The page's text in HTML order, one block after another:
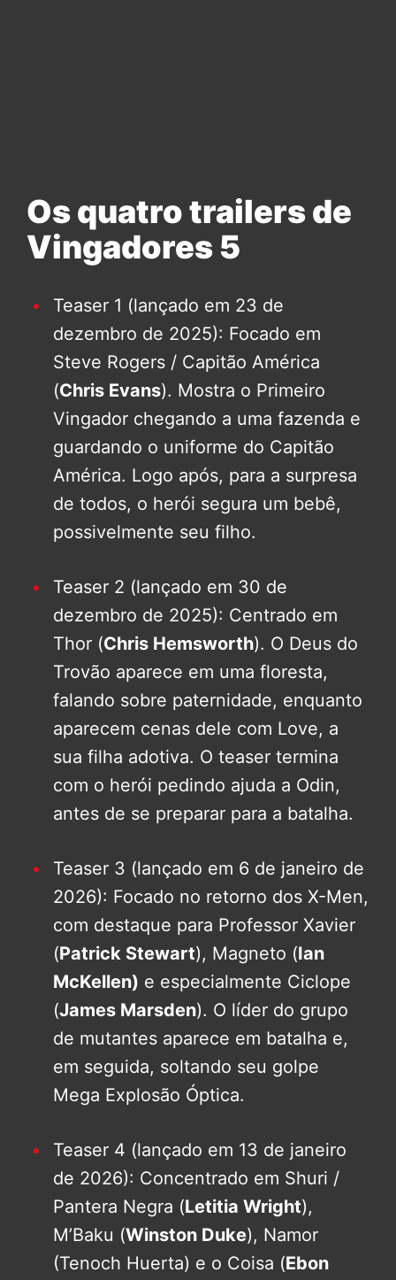
Os quatro trailers de
Vingadores 5
Teaser 1 (lançado em 23 de
dezembro de 2025): Focado em
Steve Rogers / Capitão América
(Chris Evans). Mostra o Primeiro
Vingador chegando a uma fazenda e
guardando o uniforme do Capitão
América. Logo após, para a surpresa
de todos, o herói segura um bebê,
possivelmente seu filho.
Teaser 2 (lançado em 30 de
dezembro de 2025): Centrado em
Thor (Chris Hemsworth). O Deus do
Trovão aparece em uma floresta,
falando sobre paternidade, enquanto
aparecem cenas dele com Love, a
sua filha adotiva. O teaser termina
com o herói pedindo ajuda a Odin,
antes de se preparar para a batalha.
Teaser 3 (lançado em 6 de janeiro de
2026): Focado no retorno dos X-Men,
com destaque para Professor Xavier
(Patrick Stewart), Magneto (Ian
McKellen) e especialmente Ciclope
(James Marsden). O líder do grupo
de mutantes aparece em batalha e,
em seguida, soltando seu golpe
Mega Explosão Óptica.
Teaser 4 (lançado em 13 de janeiro
de 2026): Concentrado em Shuri /
Pantera Negra (Letitia Wright),
M’Baku (Winston Duke), Namor
(Tenoch Huerta) e o Coisa (Ebon